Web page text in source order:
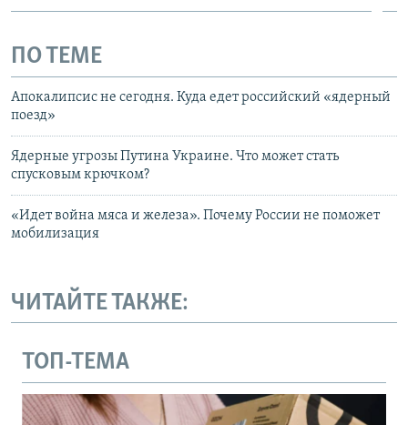
ПО ТЕМЕ
Апокалипсис не сегодня. Куда едет российский «ядерный
поезд»
Ядерные угрозы Путина Украине. Что может стать
спусковым крючком?
«Идет война мяса и железа». Почему России не поможет
мобилизация
ЧИТАЙТЕ ТАКЖЕ:
ТОП-ТЕМА